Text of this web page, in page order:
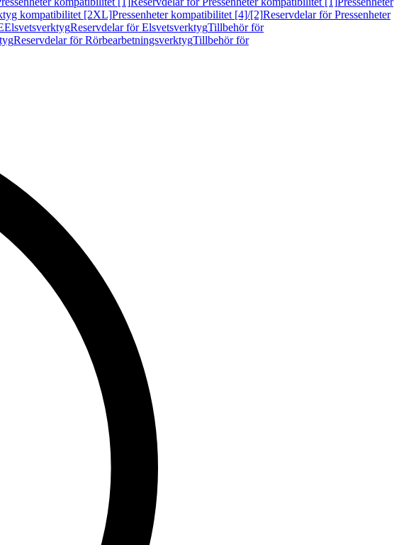
kompatibilitet [2XL]Pressenheter kompatibilitet [4]/[2]Reservdelar för Pressenheter
ElsvetsverktygReservdelar för ElsvetsverktygTillbehör för
Reservdelar för RörbearbetningsverktygTillbehör för